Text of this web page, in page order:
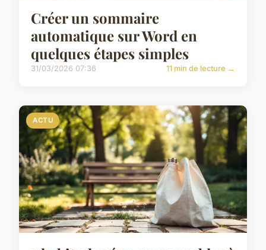
Créer un sommaire
automatique sur Word en
quelques étapes simples
31/03/2026 07:36 11 min de lecture →
ACTU